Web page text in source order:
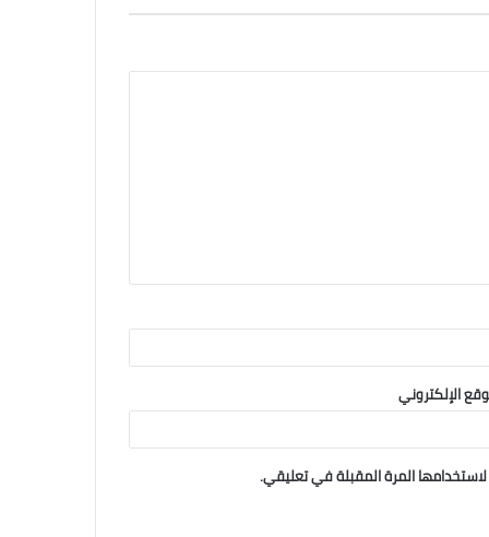
الإلكتروني
المرة المقبلة في تعليقي.